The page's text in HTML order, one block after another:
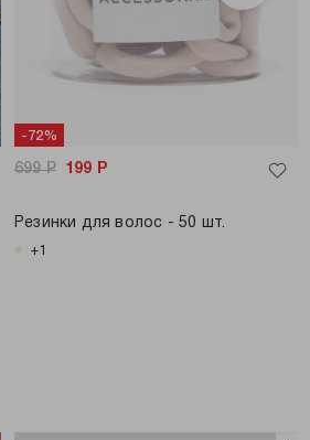
-72%
699Р 199 Р
Резинки для волос - 50 шт.
+1